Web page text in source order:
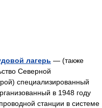
лагерь — (также
Северной
специализированный
в 1948 году
станции в системе